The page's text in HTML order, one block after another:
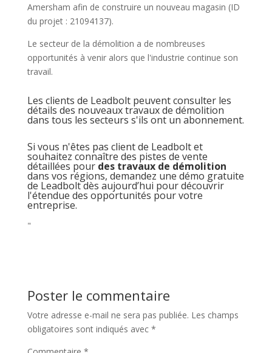
Amersham afin de construire un nouveau magasin (ID
du projet : 21094137).
Le secteur de la démolition a de nombreuses
opportunités à venir alors que l'industrie continue son
travail.
Les clients de Leadbolt peuvent consulter les
détails des nouveaux travaux de démolition
dans tous les secteurs s'ils ont un abonnement.
Si vous n'êtes pas client de Leadbolt et
souhaitez connaître des pistes de vente
détaillées pour des travaux de démolition
dans vos régions, demandez une démo gratuite
de Leadbolt dès aujourd’hui pour découvrir
l'étendue des opportunités pour votre
entreprise.
"
Poster le commentaire
Votre adresse e-mail ne sera pas publiée. Les champs
obligatoires sont indiqués avec *